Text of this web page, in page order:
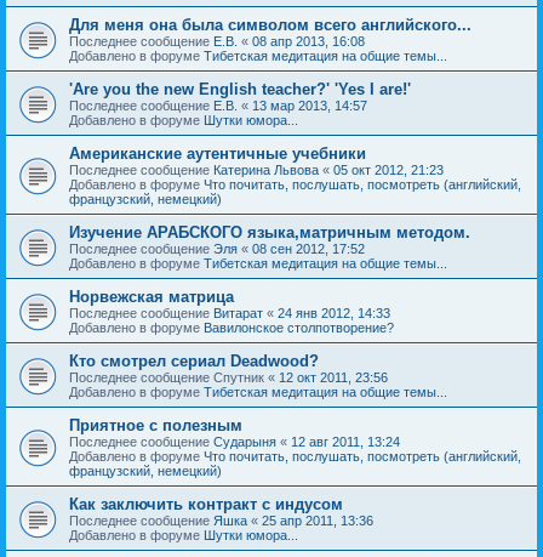
Для меня она была символом всего английского...
Последнее сообщение Е.В. « 08 апр 2013, 16:08
Добавлено в форуме Тибетская медитация на общие темы...
'Are you the new English teacher?' 'Yes I are!'
Последнее сообщение Е.В. « 13 мар 2013, 14:57
Добавлено в форуме Шутки юмора...
Американские аутентичные учебники
Последнее сообщение Катерина Львова « 05 окт 2012, 21:23
Добавлено в форуме Что почитать, послушать, посмотреть (английский,
французский, немецкий)
Изучение АРАБСКОГО языка,матричным методом.
Последнее сообщение Эля « 08 сен 2012, 17:52
Добавлено в форуме Тибетская медитация на общие темы...
Норвежская матрица
Последнее сообщение Витарат « 24 янв 2012, 14:33
Добавлено в форуме Вавилонское столпотворение?
Кто смотрел сериал Deadwood?
Последнее сообщение Спутник « 12 окт 2011, 23:56
Добавлено в форуме Тибетская медитация на общие темы...
Приятное с полезным
Последнее сообщение Сударыня « 12 авг 2011, 13:24
Добавлено в форуме Что почитать, послушать, посмотреть (английский,
французский, немецкий)
Как заключить контракт с индусом
Последнее сообщение Яшка « 25 апр 2011, 13:36
Добавлено в форуме Шутки юмора...